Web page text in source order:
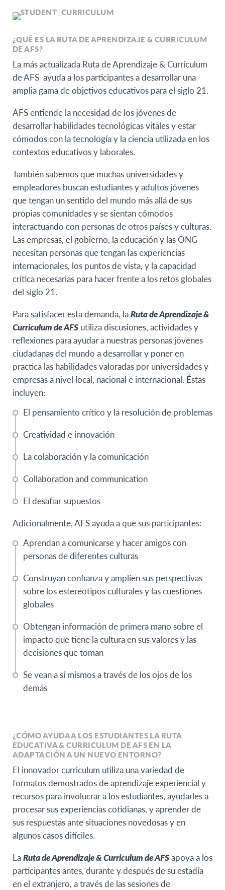
¿QUÉ ES LA RUTA DE APRENDIZAJE & CURRICULUM
DE AFS?
La más actualizada Ruta de Aprendizaje & Curriculum
de AFS ayuda a los participantes a desarrollar una
amplia gama de objetivos educativos para el siglo 21.
AFS entiende la necesidad de los jóvenes de
desarrollar habilidades tecnológicas vitales y estar
cómodos con la tecnología y la ciencia utilizada en los
contextos educativos y laborales.
También sabemos que muchas universidades y
empleadores buscan estudiantes y adultos jóvenes
que tengan un sentido del mundo más allá de sus
propias comunidades y se sientan cómodos
interactuando con personas de otros países y culturas.
Las empresas, el gobierno, la educación y las ONG
necesitan personas que tengan las experiencias
internacionales, los puntos de vista, y la capacidad
crítica necesarias para hacer frente a los retos globales
del siglo 21.
Para satisfacer esta demanda, laRuta de Aprendizaje &
Curriculum de AFS utiliza discusiones, actividades y
reflexiones para ayudar a nuestras personas jóvenes
ciudadanas del mundo a desarrollar y poner en
practica las habilidades valoradas por universidades y
empresas a nivel local, nacional e internacional. Éstas
incluyen:
El pensamiento crítico y la resolución de problemas
Creatividad e innovación
La colaboración y la comunicación
Collaboration and communication
El desafiar supuestos
Adicionalmente, AFS ayuda a que sus participantes:
Aprendan a comunicarse y hacer amigos con
personas de diferentes culturas
Construyan confianza y amplíen sus perspectivas
sobre los estereotipos culturales y las cuestiones
globales
Obtengan información de primera mano sobre el
impacto que tiene la cultura en sus valores y las
decisiones que toman
Se vean a sí mismos a través de los ojos de los
demás
¿CÓMO AYUDA A LOS ESTUDIANTES LA RUTA
EDUCATIVA & CURRICULUM DE AFS EN LA
ADAPTACIÓN A UN NUEVO ENTORNO?
El innovador curriculum utiliza una variedad de
formatos demostrados de aprendizaje experiencial y
recursos para involucrar a los estudiantes, ayudarles a
procesar sus experiencias cotidianas, y aprender de
sus respuestas ante situaciones novedosas y en
algunos casos difíciles.
LaRuta de Aprendizaje & Curriculum de AFSapoya a los
participantes antes, durante y después de su estadía
en el extranjero, a través de las sesiones de